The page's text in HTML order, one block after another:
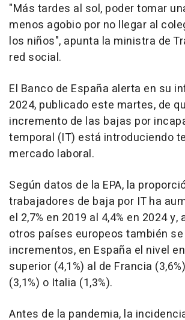
"Más tardes al sol, poder tomar
menos agobio por no llegar al
los niños", apunta la ministra de
red social.
El Banco de España alerta en su
2024, publicado este martes, de
incremento de las bajas por
temporal (IT) está introduciendo
mercado laboral.
Según datos de la EPA, la
trabajadores de baja por IT ha
el 2,7% en 2019 al 4,4% en 2024 y,
otros países europeos también
incrementos, en España el nivel
superior (4,1%) al de Francia
(3,1%) o Italia (1,3%).
Antes de la pandemia, la